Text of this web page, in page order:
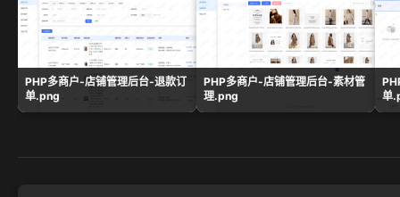
PHP多商户-店铺管理后台-退款订
单.png
PHP多商户-店铺管理后台-素材管
理.png
单